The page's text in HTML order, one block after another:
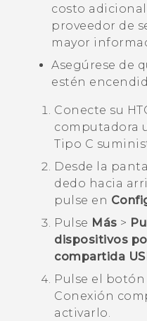
costo
proveedor de
mayor
Asegúrese de
estén
Conecte su
computadora
Tipo C
Desde la
dedo hacia
pulse en
Pulse Más >
dispositivos
compartida
Pulse el botón
Conexión
activarlo.